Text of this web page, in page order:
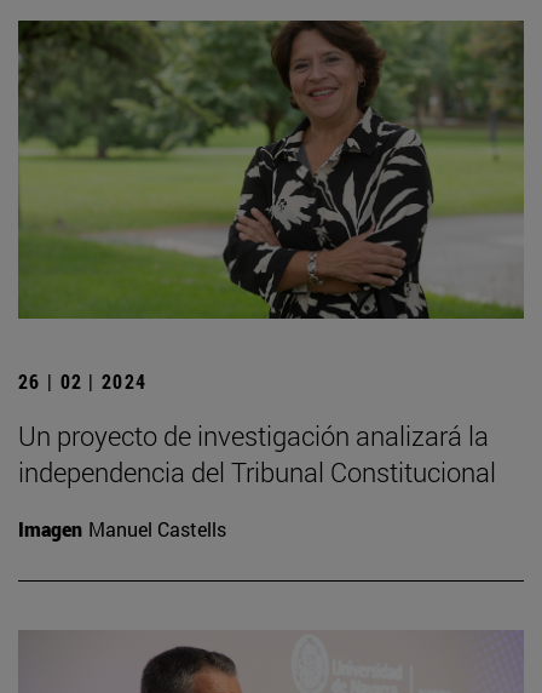
26 | 02 | 2024
Un proyecto de investigación analizará la
independencia del Tribunal Constitucional
Imagen Manuel Castells